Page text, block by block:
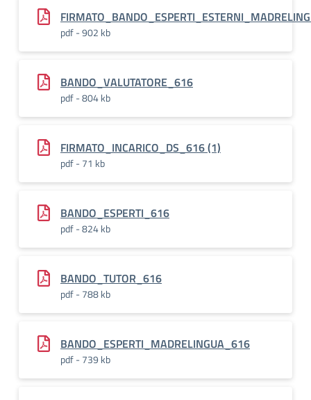
pdf - 902 kb
BANDO_VALUTATORE_616
pdf - 804 kb
FIRMATO_INCARICO_DS_616 (1)
pdf - 71 kb
BANDO_ESPERTI_616
pdf - 824 kb
BANDO_TUTOR_616
pdf - 788 kb
BANDO_ESPERTI_MADRELINGUA_616
pdf - 739 kb